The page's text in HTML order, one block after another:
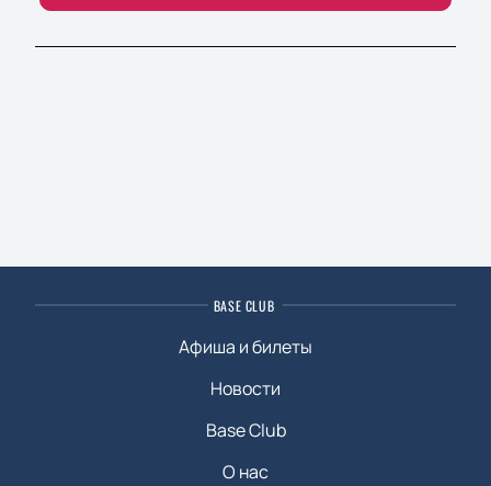
BASE CLUB
Афиша и билеты
Новости
Base Club
О нас